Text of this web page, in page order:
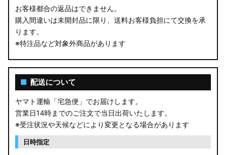
お客様都合の返品はできません。
購入間違いは未開封品に限り、送料お客様負担にて交換を承
ります。
※特注品など対象外商品があります
■ 配送について
ヤマト運輸「宅急便」でお届けします。
営業日14時までのご注文で当日出荷いたします。
※受注状況や天候などにより変更となる場合があります
日時指定